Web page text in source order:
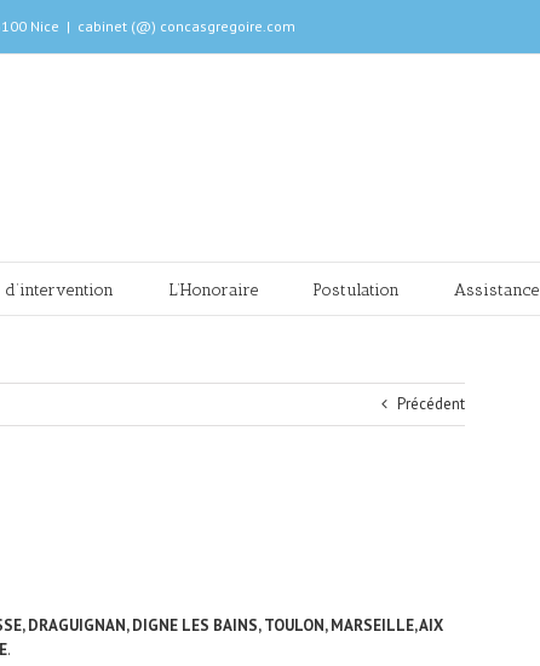
Nice | cabinet (@) concasgregoire.com
d’intervention L’Honoraire Postulation Assistance
Précédent
DRAGUIGNAN, DIGNE LES BAINS, TOULON, MARSEILLE, AIX
.